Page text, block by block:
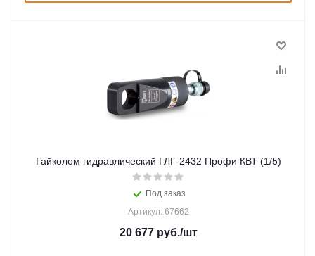
Гайколом гидравлический ГЛГ-2432 Профи КВТ (1/5)
Под заказ
Артикул: 67662
20 677руб./шт